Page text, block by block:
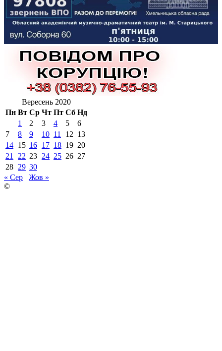
Вересень 2020
Пн Вт Ср Чт Пт Сб Нд
1
2 3 4 5
6
7
8 9 10 11 12 13
14 15 16 17 18 19 20
21
22 23 24 25 26 27
28 29 30
« Сер
Жов »
©